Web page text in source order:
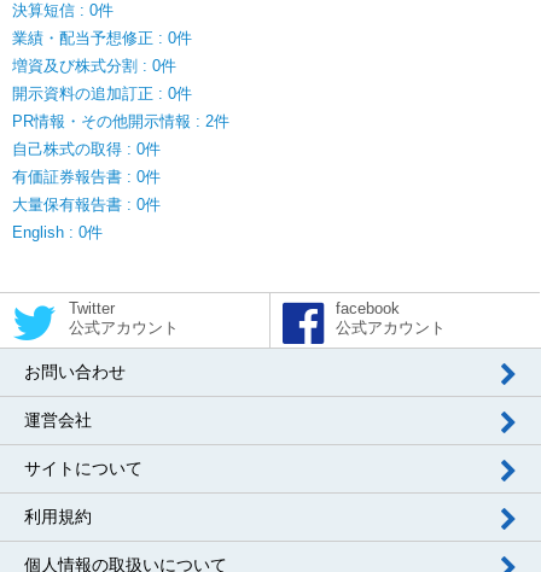
決算短信 : 0件
業績・配当予想修正 : 0件
増資及び株式分割 : 0件
開示資料の追加訂正 : 0件
PR情報・その他開示情報 : 2件
自己株式の取得 : 0件
有価証券報告書 : 0件
大量保有報告書 : 0件
English : 0件
Twitter
公式アカウント
facebook
公式アカウント
お問い合わせ
運営会社
サイトについて
利用規約
個人情報の取扱いについて